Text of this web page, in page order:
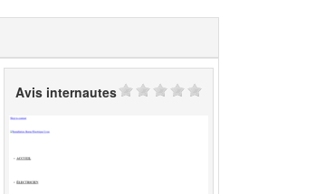
Avis internautes